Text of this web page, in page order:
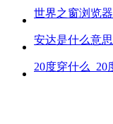
世界之窗浏览
安达是什么意
20度穿什么_20